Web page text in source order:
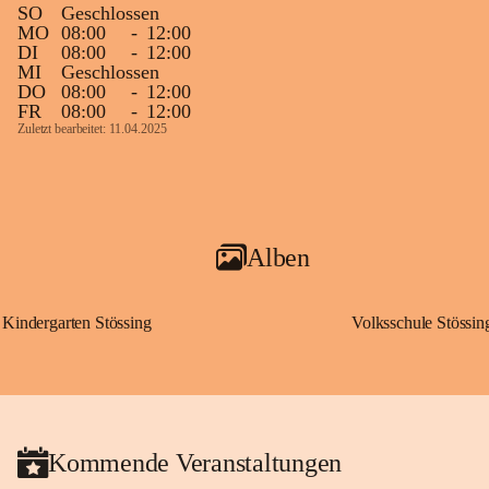
SO
Geschlossen
MO 08:00 - 12:00
DI
08:00 - 12:00
MI
Geschlossen
DO
08:00 - 12:00
FR
08:00 - 12:00
Zuletzt bearbeitet: 11.04.2025
Alben
Kindergarten Stössing Volksschule
Kommende Veranstaltungen